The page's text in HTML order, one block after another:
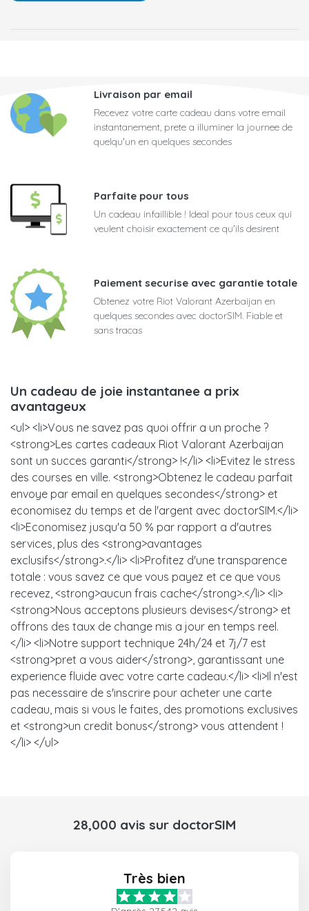
Livraison par email
Recevez votre carte cadeau dans votre email
instantanement, prete a illuminer la journee de
quelqu'un en quelques secondes
Parfaite pour tous
Un cadeau infaillible ! Ideal pour tous ceux qui
veulent choisir exactement ce qu'ils desirent
Paiement securise avec garantie totale
Obtenez votre Riot Valorant Azerbaijan en
quelques secondes avec doctorSIM. Fiable et
sans tracas
Un cadeau de joie instantanee a prix
avantageux
<ul> <li>Vous ne savez pas quoi offrir a un proche ?
<strong>Les cartes cadeaux Riot Valorant Azerbaijan
sont un succes garanti</strong> !</li> <li>Evitez le stress
des courses en ville. <strong>Obtenez le cadeau parfait
envoye par email en quelques secondes</strong> et
economisez du temps et de l'argent avec doctorSIM.</li>
<li>Economisez jusqu'a 50 % par rapport a d'autres
services, plus des <strong>avantages
exclusifs</strong>.</li> <li>Profitez d'une transparence
totale : vous savez ce que vous payez et ce que vous
recevez, <strong>aucun frais cache</strong>.</li> <li>
<strong>Nous acceptons plusieurs devises</strong> et
offrons des taux de change mis a jour en temps reel.
</li> <li>Notre support technique 24h/24 et 7j/7 est
<strong>pret a vous aider</strong>, garantissant une
experience fluide avec votre carte cadeau.</li> <li>Il n'est
pas necessaire de s'inscrire pour acheter une carte
cadeau, mais si vous le faites, des promotions exclusives
et <strong>un credit bonus</strong> vous attendent !
</li> </ul>
28,000 avis sur doctorSIM
Très bien